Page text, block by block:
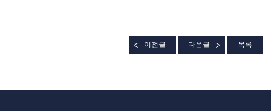
이전글 다음글 목록